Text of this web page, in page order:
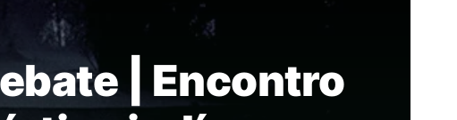
| Encontro